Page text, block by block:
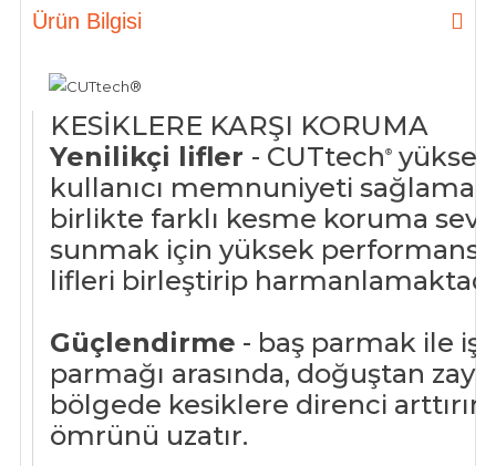
Ürün Bilgisi
KESİKLERE KARŞI KORUMA
Yenilikçi lifler - CUTtech ®
kullanıcı memnuniyeti sağlama
birlikte farklı kesme koruma
sunmak için yüksek
lifleri birleştirip
Güçlendirme - baş parmak ile
parmağı arasında, doğuştan
bölgede kesiklere direnci arttırır
ömrünü uzatır.